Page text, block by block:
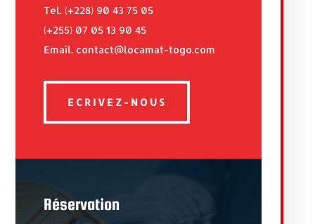
Tel. (+228) 90 43 75 05
(+255) 07 05 13 90 45
Email. contact@locamat-togo.com
ECRIVEZ-NOUS
Réservation